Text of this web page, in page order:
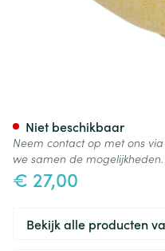
€ 27,00
Niet beschikbaar
Neem contact op met ons
we samen de mogelijkheden.
Bekijk alle producten